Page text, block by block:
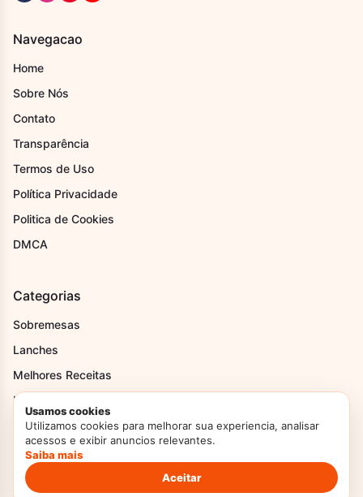
Navegacao
Home
Sobre Nós
Contato
Transparência
Termos de Uso
Política Privacidade
Politica de Cookies
DMCA
Categorias
Sobremesas
Lanches
Melhores Receitas
Melhores Receitas
Pães
Recheios
Receitas de Festa Junina
Usamos cookies
Utilizamos cookies para melhorar sua experiencia, analisar
acessos e exibir anuncios relevantes.
Saiba mais
Aceitar